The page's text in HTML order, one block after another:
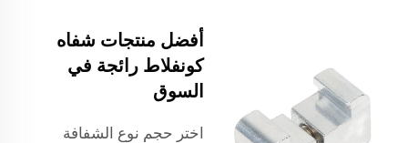
أفضل منتجات شفاه
كونفلاط رائجة في
السوق
اختر حجم نوع الشفافة